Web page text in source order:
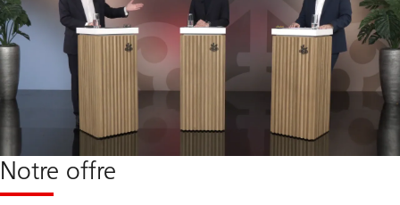
Notre offre